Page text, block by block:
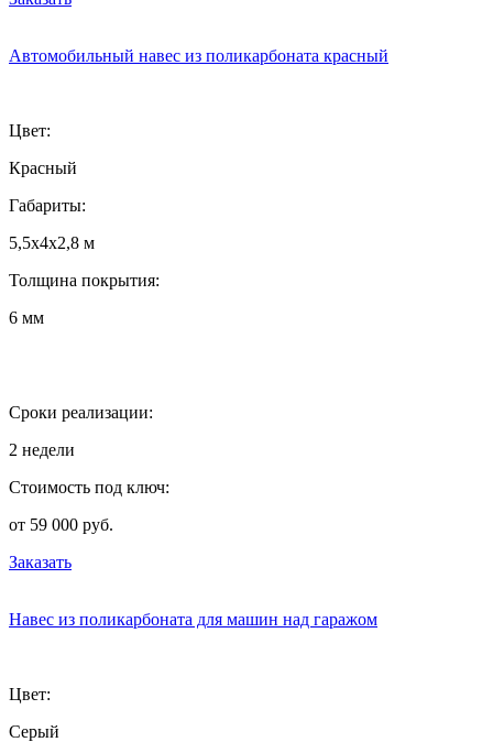
Автомобильный навес из поликарбоната красный
Цвет:
Красный
Габариты:
5,5х4х2,8 м
Толщина покрытия:
6 мм
Сроки реализации:
2 недели
Стоимость под ключ:
от 59 000 руб.
Заказать
Навес из поликарбоната для машин над гаражом
Цвет:
Серый